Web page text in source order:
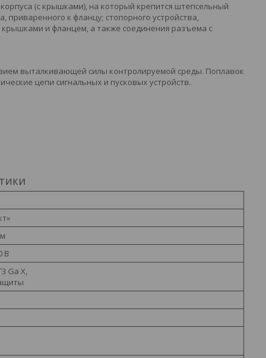
(с крышками), на который крепится штепсельный
к фланцу; стопорного устройства,
и фланцем, а также соединения разъема с
выталкивающей силы контролируемой среды. Поплавок
цепи сигнальных и пусковых устройств.
В
Ga X,